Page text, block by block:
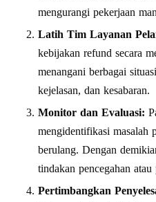
mengurangi pekerjaan
Latih Tim Layanan
kebijakan refund secara
menangani berbagai
kejelasan, dan kesabaran.
Monitor dan Evaluasi:
mengidentifikasi masalah
berulang. Dengan
tindakan pencegahan
Pertimbangkan